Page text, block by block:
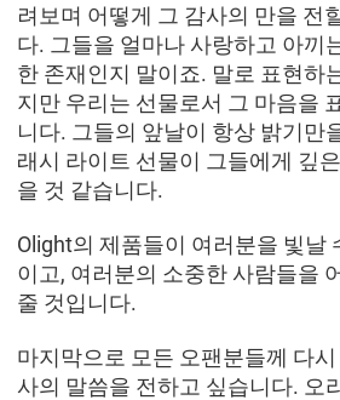
려보며 어떻게 그 감사의 만을 전
다. 그들을 얼마나 사랑하고 아끼
한 존재인지 말이죠. 말로 표현하
지만 우리는 선물로서 그 마음을
니다. 그들의 앞날이 항상 밝기만
래시 라이트 선물이 그들에게 깊
을 것 같습니다.
Olight의 제품들이 여러분을 빛날
이고, 여러분의 소중한 사람들을
줄 것입니다.
마지막으로 모든 오팬분들께 다
사의 말씀을 전하고 싶습니다. 오